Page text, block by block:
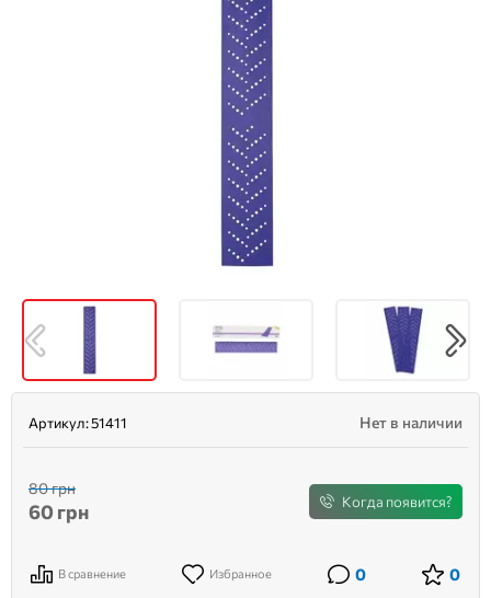
Артикул:51411 Нет в наличии
80 грн
60грн Когда появится?
В сравнение Избранное 0 0